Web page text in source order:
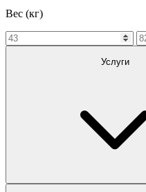
Вес (кг)
Услуги